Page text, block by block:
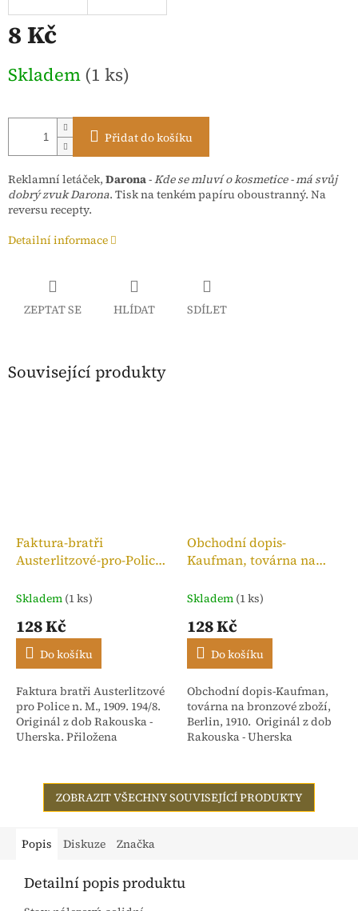
8 Kč
cena:
Skladem (1 ks)
Přidat do košíku
Reklamní letáček, Darona-Kde se mluví o kosmetice - má svůj
dobrý zvuk Darona. Tisk na tenkém papíru oboustranný. Na
reversu recepty.
Detailní informace
ZEPTAT SE HLÍDAT SDÍLET
Související produkty
Faktura-bratři
Austerlitzové-pro-Police
Skladem (1 ks)
128 Kč
Do košíku
Faktura bratři Austerlitzové
pro Police n. M., 1909. 194/8.
Originál z dob Rakouska -
Uherska. Přiložena
dříve Isac...
Obchodní dopis-
Kaufman, továrna na
Skladem (1 ks)
128 Kč
Do košíku
Obchodní dopis-Kaufman,
továrna na bronzové zboží,
Berlin, 1910. Originál z dob
Rakouska - Uherska
ZOBRAZIT VŠECHNY SOUVISEJÍCÍ PRODUKTY
Popis Diskuze Značka
Detailní popis produktu